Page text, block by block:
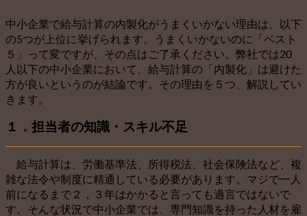
中小企業で給与計算の内製化がうまくいかない理由は、以下
の5つが上位に挙げられます。うまくいかないのに「ベスト
５」って変ですが、その点はご了承ください。弊社では20
人以下の中小企業において、給与計算の「内製化」は避けた
方が良いというのが結論です。その理由を５つ、解説してい
きます。
１．担当者の知識・スキル不足
給与計算は、労働基準法、所得税法、社会保険法など、複
雑な法令や制度に精通している必要があります。マジで一人
前になるまで２，３年はかかると言っても過言ではないで
す。そんな状況で中小企業では、専門知識を持った人材を雇